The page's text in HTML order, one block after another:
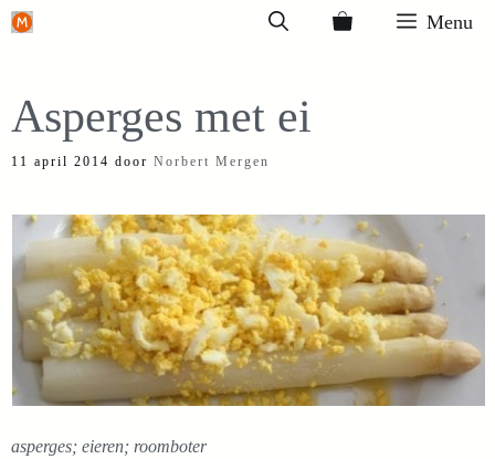
Ga
inhoud
Menu
Asperges met ei
11 april 2014 door Norbert Mergen
asperges; eieren; roomboter